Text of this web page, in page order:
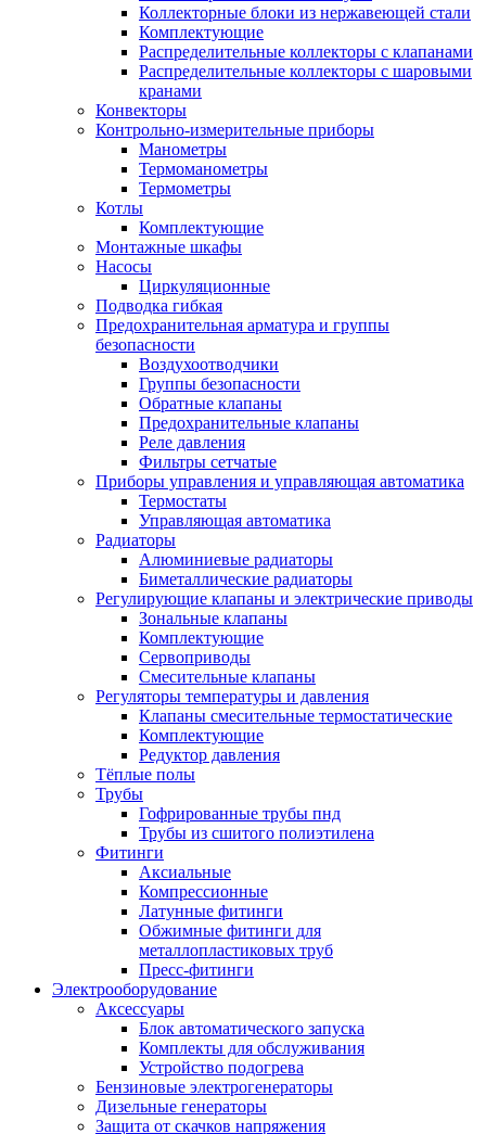
Коллекторные блоки из нержавеющей стали
Комплектующие
Распределительные коллекторы с клапанами
Распределительные коллекторы с шаровыми
кранами
Конвекторы
Контрольно-измерительные приборы
Манометры
Термоманометры
Термометры
Котлы
Комплектующие
Монтажные шкафы
Насосы
Циркуляционные
Подводка гибкая
Предохранительная арматура и группы
безопасности
Воздухоотводчики
Группы безопасности
Обратные клапаны
Предохранительные клапаны
Реле давления
Фильтры сетчатые
Приборы управления и управляющая автоматика
Термостаты
Управляющая автоматика
Радиаторы
Алюминиевые радиаторы
Биметаллические радиаторы
Регулирующие клапаны и электрические приводы
Зональные клапаны
Комплектующие
Сервоприводы
Смесительные клапаны
Регуляторы температуры и давления
Клапаны смесительные термостатические
Комплектующие
Редуктор давления
Тёплые полы
Трубы
Гофрированные трубы пнд
Трубы из сшитого полиэтилена
Фитинги
Аксиальные
Компрессионные
Латунные фитинги
Обжимные фитинги для
металлопластиковых труб
Пресс-фитинги
Электрооборудование
Аксессуары
Блок автоматического запуска
Комплекты для обслуживания
Устройство подогрева
Бензиновые электрогенераторы
Дизельные генераторы
Защита от скачков напряжения